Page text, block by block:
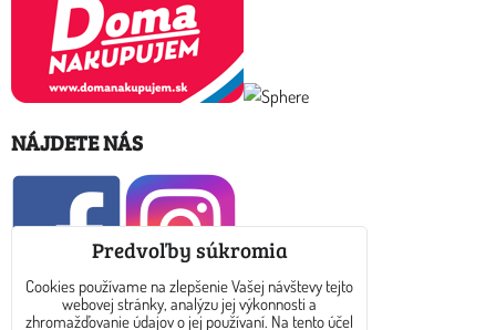
NÁJDETE NÁS
KONTAKT
Predvoľby súkromia
Cookies používame na zlepšenie Vašej návštevy tejto
webovej stránky, analýzu jej výkonnosti a
zhromažďovanie údajov o jej používaní. Na tento účel